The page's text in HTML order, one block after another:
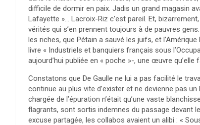
difficile de dormir en paix. Jadis un grand magasin
Lafayette »… Lacroix-Riz c’est pareil. Et,
vérités qui s’en prennent toujours à de pauvres
les riches, que Pétain a sauvé les juifs, et
livre « Industriels et banquiers français sous
aujourd’hui publiée en « poche »-, une œuvre
Constatons que De Gaulle ne lui a pas facilité le
continue au plus vite d’exister et ne devienne pas
chargée de l’épuration n’était qu’une vaste
flagrants, sont sortis indemnes du passage devant
excuse partagée, les collabos avaient un alibi : «